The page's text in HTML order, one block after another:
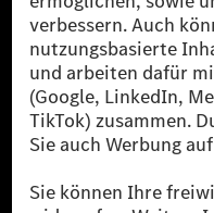
[2] Renewable Charging ist ein
Public in Europa, den USA,
Ladestation noch kein Strom
verwendet Renewable
sicher, dass für Ladevorgänge
Strommenge aus
Sie stammen ausschließlich
als sechs Jahre sind.
* Inkl. EKOenergy Ökolabel
* Die angegebenen Werte
Messverfahren WLTP